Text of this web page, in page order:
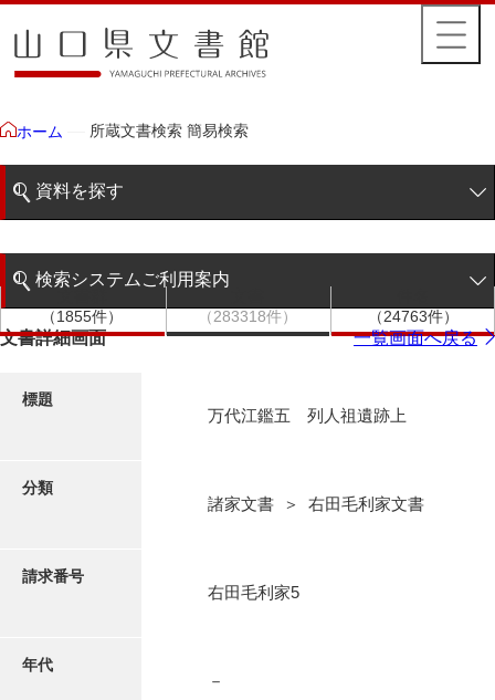
ホーム 所蔵文書検索 簡易検索
資料を探す
階層検索
写真・絵はがき
近代刊行写真帳類
検索システムご利用案内
検索システムの利用について
（1855件）
（283318件）
（24763件）
文書詳細画面 一覧画面へ戻る
標題
万代江鑑五 列人祖遺跡上
分類
諸家文書 ＞ 右田毛利家文書
請求番号
右田毛利家5
年代
－